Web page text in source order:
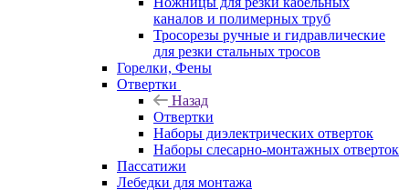
каналов и полимерных труб
Тросорезы ручные и гидравлические
для резки стальных тросов
Горелки, Фены
Отвертки
Назад
Отвертки
Наборы диэлектрических отверток
Наборы слесарно-монтажных отверток
Пассатижи
Лебедки для монтажа